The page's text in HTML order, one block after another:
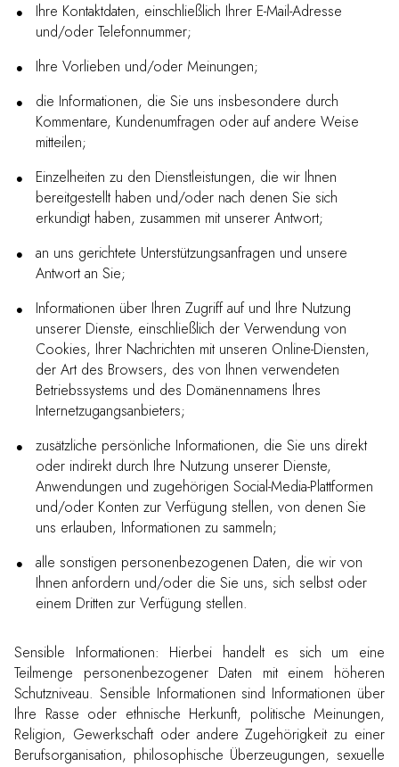
Ihre Kontaktdaten, einschließlich Ihrer E-Mail-Adresse
und/oder Telefonnummer;
Ihre Vorlieben und/oder Meinungen;
die Informationen, die Sie uns insbesondere durch
Kommentare, Kundenumfragen oder auf andere Weise
mitteilen;
Einzelheiten zu den Dienstleistungen, die wir Ihnen
bereitgestellt haben und/oder nach denen Sie sich
erkundigt haben, zusammen mit unserer Antwort;
an uns gerichtete Unterstützungsanfragen und unsere
Antwort an Sie;
Informationen über Ihren Zugriff auf und Ihre Nutzung
unserer Dienste, einschließlich der Verwendung von
Cookies, Ihrer Nachrichten mit unseren Online-Diensten,
der Art des Browsers, des von Ihnen verwendeten
Betriebssystems und des Domänennamens Ihres
Internetzugangsanbieters;
zusätzliche persönliche Informationen, die Sie uns direkt
oder indirekt durch Ihre Nutzung unserer Dienste,
Anwendungen und zugehörigen Social-Media-Plattformen
und/oder Konten zur Verfügung stellen, von denen Sie
uns erlauben, Informationen zu sammeln;
alle sonstigen personenbezogenen Daten, die wir von
Ihnen anfordern und/oder die Sie uns, sich selbst oder
einem Dritten zur Verfügung stellen.
Sensible Informationen: Hierbei handelt es sich um eine
Teilmenge personenbezogener Daten mit einem höheren
Schutzniveau. Sensible Informationen sind Informationen über
Ihre Rasse oder ethnische Herkunft, politische Meinungen,
Religion, Gewerkschaft oder andere Zugehörigkeit zu einer
Berufsorganisation, philosophische Überzeugungen, sexuelle